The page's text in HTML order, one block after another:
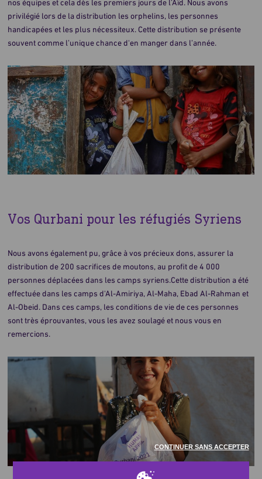
CONTINUER SANS ACCEPTER
nos équipes et cela dès les premiers jours de l’Aïd. Nous avons
privilégié lors de la distribution les orphelins, les personnes
handicapées et les plus nécessiteux. Cette distribution se présente
souvent comme l’unique chance d'en manger dans l’année.
Vos Qurbani pour les réfugiés Syriens
Nous avons également pu, grâce à vos précieux dons, assurer la
distribution de 200 sacrifices de moutons, au profit de 4 000
personnes déplacées dans les camps syriens.Cette distribution a été
effectuée dans les camps d'Al-Amiriya, Al-Maha, Ebad Al-Rahman et
Al-Obeid. Dans ces camps, les conditions de vie de ces personnes
sont très éprouvantes, vous les avez soulagé et nous vous en
remercions.